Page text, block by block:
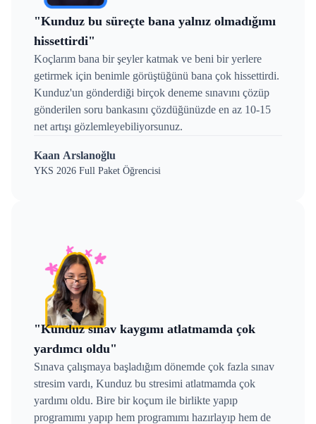
"Kunduz bu süreçte bana yalnız olmadığımı
hissettirdi"
Koçlarım bana bir şeyler katmak ve beni bir yerlere
getirmek için benimle görüştüğünü bana çok hissettirdi.
Kunduz'un gönderdiği birçok deneme sınavını çözüp
gönderilen soru bankasını çözdüğünüzde en az 10-15
net artışı gözlemleyebiliyorsunuz.
Kaan Arslanoğlu
YKS 2026 Full Paket Öğrencisi
"Kunduz sınav kaygımı atlatmamda çok
yardımcı oldu"
Sınava çalışmaya başladığım dönemde çok fazla sınav
stresim vardı, Kunduz bu stresimi atlatmamda çok
yardımı oldu. Bire bir koçum ile birlikte yapıp
programımı yapıp hem programımı hazırlayıp hem de